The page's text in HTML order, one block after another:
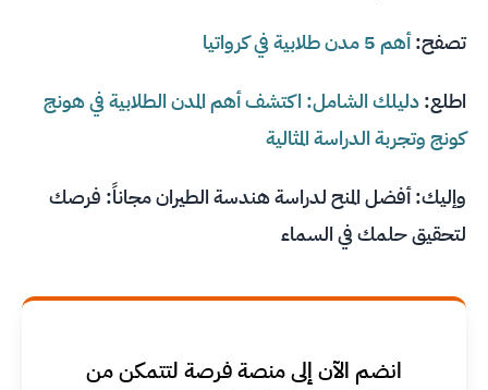
تصفح:أهم 5 مدن طلابية في كرواتيا
اطلع:دليلك الشامل: اكتشف أهم المدن الطلابية في هونج
كونج وتجربة الدراسة المثالية
وإليك:أفضل المنح لدراسة هندسة الطيران مجاناً: فرصك
لتحقيق حلمك في السماء
انضم الآن إلى منصة فرصة لتتمكن من